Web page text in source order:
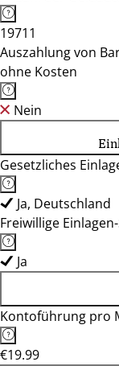
19711
Auszahlung von
ohne Kosten
Nein
Gesetzliches
Ja, Deutschland
Freiwillige
Ja
Kontoführung pro
€19.99